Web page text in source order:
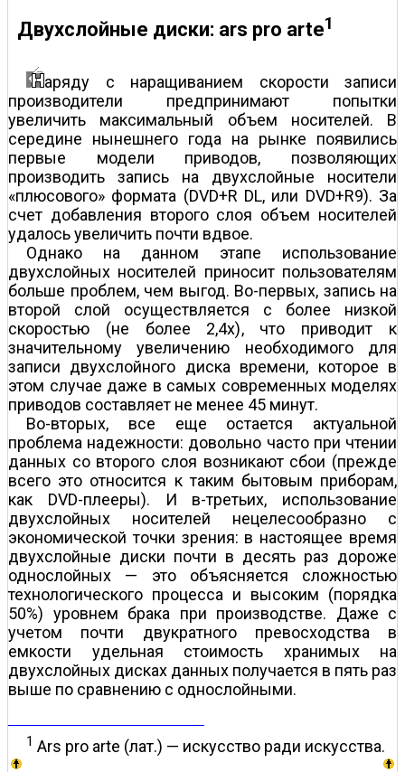
Двухслойные диски: ars pro arte1
аряду с наращиванием скорости записи
производители предпринимают попытки
увеличить максимальный объем носителей. В
середине нынешнего года на рынке появились
первые модели приводов, позволяющих
производить запись на двухслойные носители
«плюсового» формата (DVD+R DL, или DVD+R9). За
счет добавления второго слоя объем носителей
удалось увеличить почти вдвое.
Однако на данном этапе использование
двухслойных носителей приносит пользователям
больше проблем, чем выгод. Во-первых, запись на
второй слой осуществляется с более низкой
скоростью (не более 2,4х), что приводит к
значительному увеличению необходимого для
записи двухслойного диска времени, которое в
этом случае даже в самых современных моделях
приводов составляет не менее 45 минут.
Во-вторых, все еще остается актуальной
проблема надежности: довольно часто при чтении
данных со второго слоя возникают сбои (прежде
всего это относится к таким бытовым приборам,
как DVD-плееры). И в-третьих, использование
двухслойных носителей нецелесообразно с
экономической точки зрения: в настоящее время
двухслойные диски почти в десять раз дороже
однослойных — это объясняется сложностью
технологического процесса и высоким (порядка
50%) уровнем брака при производстве. Даже с
учетом почти двукратного превосходства в
емкости удельная стоимость хранимых на
двухслойных дисках данных получается в пять раз
выше по сравнению с однослойными.
1 Ars pro arte (лат.) — искусство ради искусства.